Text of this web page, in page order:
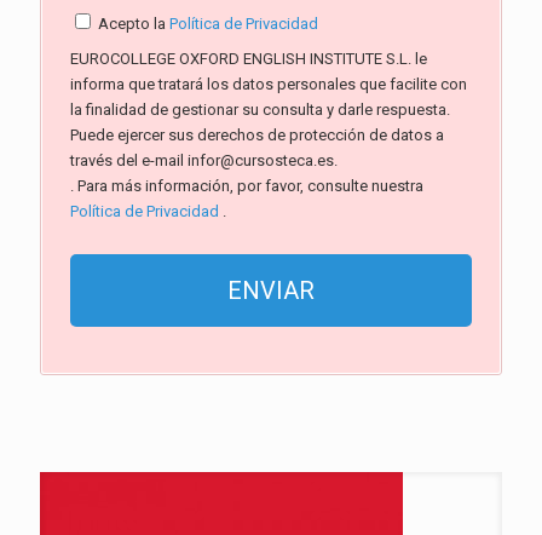
Acepto la Política de Privacidad
EUROCOLLEGE OXFORD ENGLISH INSTITUTE S.L. le
informa que tratará los datos personales que facilite con
la finalidad de gestionar su consulta y darle respuesta.
Puede ejercer sus derechos de protección de datos a
través del e-mail infor@cursosteca.es.
. Para más información, por favor, consulte nuestra
Política de Privacidad .